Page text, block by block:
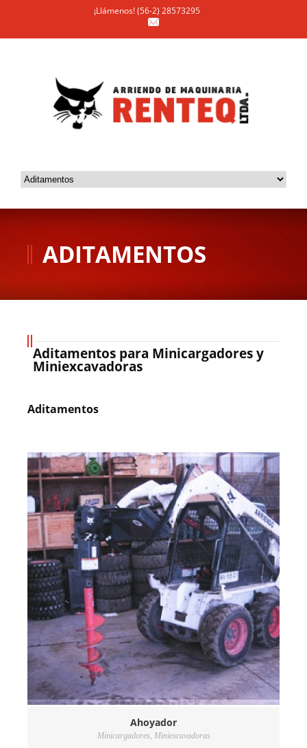
¡Llámenos! (56-2) 28573295
ADITAMENTOS
Aditamentos para Minicargadores y
Miniexcavadoras
Aditamentos
Ahoyador
Minicargadores, Miniexcavadoras